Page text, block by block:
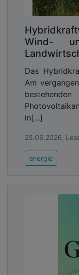
Wind-
Das
Am
in[...]
25.06.2026,
energie